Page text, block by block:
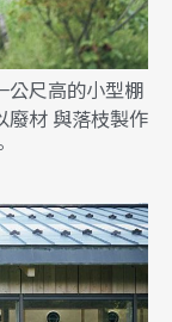
公尺高的小型棚
廢材 與落枝製作